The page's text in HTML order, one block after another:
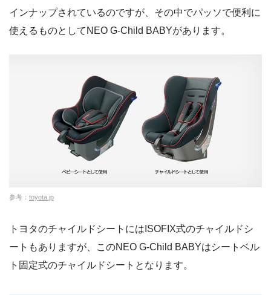
インナップされているのですが、その中でパッソで便利に
使えるものとしてNEO G-Child BABYがあります。
参考： toyota.jp
トヨタのチャイルドシートにはISOFIX式のチャイルドシ
ートもありますが、このNEO G-Child BABYはシートベル
ト固定式のチャイルドシートとなります。